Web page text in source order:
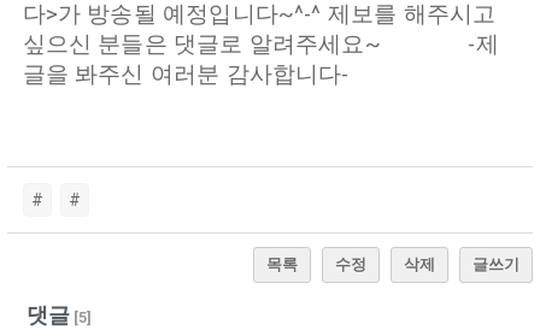
다>가 방송될 예정입니다~^-^ 제보를 해주시고
싶으신 분들은 댓글로 알려주세요~ -제
글을 봐주신 여러분 감사합니다-
# #
목록 수정 삭제 글쓰기
댓글[5]